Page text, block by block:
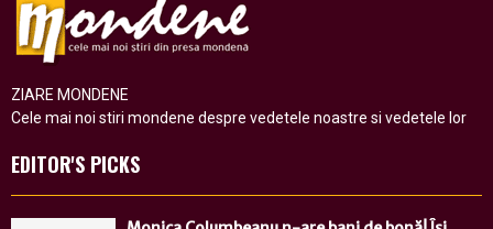
ZIARE MONDENE
Cele mai noi stiri mondene despre vedetele noastre si vedetele lor
EDITOR'S PICKS